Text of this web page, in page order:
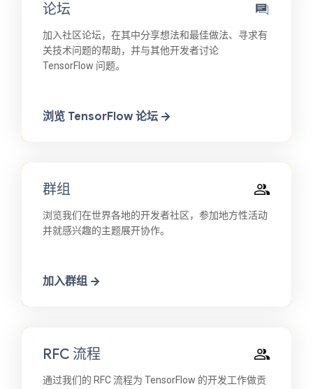
论坛
加入社区论坛，在其中分享想法和最佳做法、寻求有
关技术问题的帮助，并与其他开发者讨论
TensorFlow 问题。
浏览 TensorFlow 论坛
群组
浏览我们在世界各地的开发者社区，参加地方性活动
并就感兴趣的主题展开协作。
加入群组
RFC 流程
通过我们的 RFC 流程为 TensorFlow 的开发工作做贡